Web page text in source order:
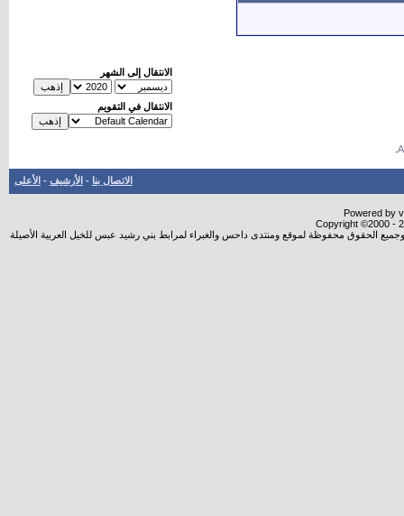
الانتقال إلى الشهر
الانتقال في التقويم
الاتصال بنا - الأرشيف - الأعلى
Powered by
Copyright ©2000 -
الحقوق محفوظة لموقع ومنتدى داحس والغبراء لمرابط بني رشيد عبس للخيل العربية الأصيلة